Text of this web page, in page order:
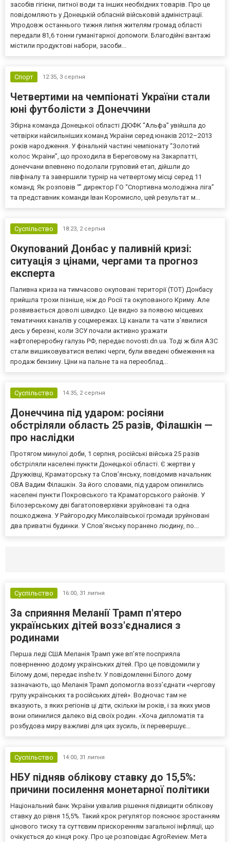
засобів гігієни, питної води та інших необхідних товарів. Про це
повідомляють у Донецькій обласній військовій адміністрації.
Упродовж останнього тижня липня жителям громад області
передали 81,6 тонни гуманітарної допомоги. Благодійні вантажі
містили продуктові набори, засоби...
Спорт 12:35, 3 серпня
Четвертими на чемпіонаті України стали
юні футболісти з Донеччини
Збірна команда Донецької області ДЮФК “Альфа” увійшла до
четвірки найсильніших команд України серед юнаків 2012–2013
років народження. У фінальній частині чемпіонату “Золотий
колос України”, що проходила в Береговому на Закарпатті,
донеччани впевнено подолали груповий етап, дійшли до
півфіналу та завершили турнір на четвертому місці серед 11
команд. Як розповів “” директор ГО “Спортивна молодіжна ліга”
та представник команди Іван Коромисло, цей результат м...
Суспільство 18:23, 2 серпня
Окупований Донбас у паливній кризі:
ситуація з цінами, чергами та прогноз
експерта
Паливна криза на тимчасово окуповані території (ТОТ) Донбасу
прийшла трохи пізніше, ніж до Росії та окупованого Криму. Але
розвивається доволі швидко. Це видно за появою місцевих
тематичних каналів у соцмережах. Ці канали та чати з’явилися
десь у березні, коли ЗСУ почали активно уражати
нафтопереробну галузь РФ, передає novosti.dn.ua. Тоді ж біля АЗС
стали вишиковуватися великі черги, були введені обмеження на
продаж бензину. Ціни на пальне та на переоблад...
Суспільство 14:35, 2 серпня
Донеччина під ударом: росіяни
обстріляли область 25 разів, Філашкін —
про наслідки
Протягом минулої доби, 1 серпня, російські війська 25 разів
обстріляли населені пункти Донецької області. Є жертви у
Дружківці, Краматорську та Слов’янську, повідомив начальник
ОВА Вадим Філашкін. За його словами, під ударом опинились
населені пункти Покровського та Краматорського районів. У
Білозерському дві багатоповерхівки зруйновані та одна
пошкоджена. У Райгородку Миколаївської громади зруйновані
два приватні будинки. У Слов’янську поранено людину, по...
Суспільство 16:00, 31 липня
За сприяння Меланії Трамп п'ятеро
українських дітей возз'єдналися з
родинами
Перша леді США Меланія Трамп уже впʼяте посприяла
поверненню додому українських дітей. Про це повідомили у
Білому домі, передає inshe.tv. У повідомленні Білого дому
зазначають, що Меланія Трамп допомогла возз’єднати «чергову
групу українських та російських дітей». Водночас там не
вказують, з яких регіонів ці діти, скільки їм років, і за яких умов
вони опинилися далеко від своїх родин. «Хоча дипломатія та
розбудова миру важливі для цих зусиль, їх перевершує...
Суспільство 14:00, 31 липня
НБУ підняв облікову ставку до 15,5%:
причини посилення монетарної політики
Національний банк України ухвалив рішення підвищити облікову
ставку до рівня 15,5%. Такий крок регулятор пояснює зростанням
цінового тиску та суттєвим прискоренням загальної інфляції, що
очікується до кінця року. Про це розповідає AgroReview. Мета